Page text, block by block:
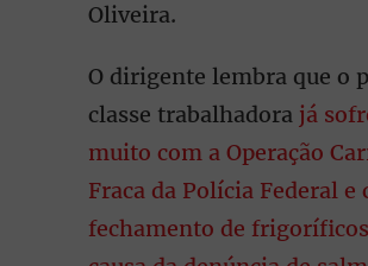
Oliveira.
O dirigente lembra que o
classe trabalhadora já
muito com a Operação
Fraca da Polícia Federal e
fechamento de